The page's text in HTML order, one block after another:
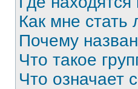
Как мне стать
Почему
Что такое
Что означает